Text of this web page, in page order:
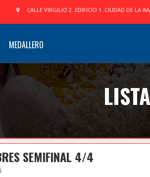
CALLE VIRGILIO 2. EDIFICIO 1. CIUDAD DE LA
MEDALLERO
SEMIFINAL 4/4